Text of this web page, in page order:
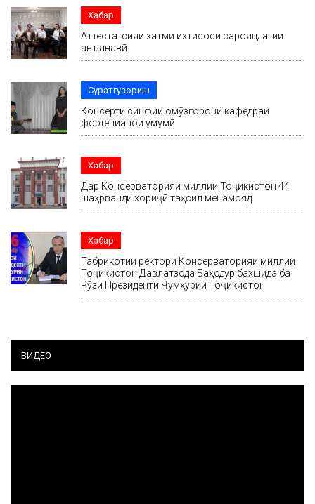
Хабар
Аттестатсияи хатми ихтисоси сарояндагии
анъанавӣ
Суратгузориш
Консерти синфии омӯзгорони кафедраи
фортепианои умумӣ
Хабар
Дар Консерваторияи миллии Тоҷикистон 44
шаҳрванди хориҷӣ таҳсил менамояд
Хабар
Табрикотии ректори Консерваторияи миллии
Тоҷикистон Давлатзода Баҳодур бахшида ба
Рӯзи Президенти Ҷумҳурии Тоҷикистон
ВИДЕО